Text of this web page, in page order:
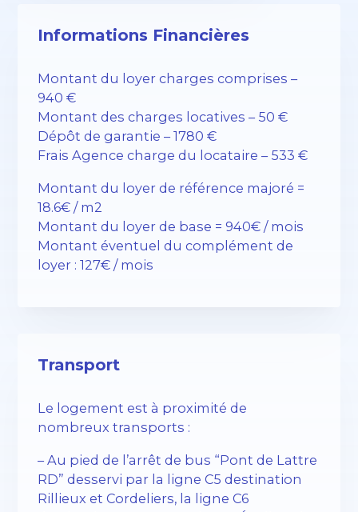
Informations Financières
Montant du loyer charges comprises –
940 €
Montant des charges locatives – 50 €
Dépôt de garantie – 1780 €
Frais Agence charge du locataire – 533 €
Montant du loyer de référence majoré =
18.6€ / m2
Montant du loyer de base = 940€ / mois
Montant éventuel du complément de
loyer : 127€ / mois
Transport
Le logement est à proximité de
nombreux transports :
– Au pied de l’arrêt de bus “Pont de Lattre
RD” desservi par la ligne C5 destination
Rillieux et Cordeliers, la ligne C6